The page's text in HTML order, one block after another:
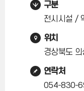
구분
전시시설 /
위치
경상북도
연락처
054-830-